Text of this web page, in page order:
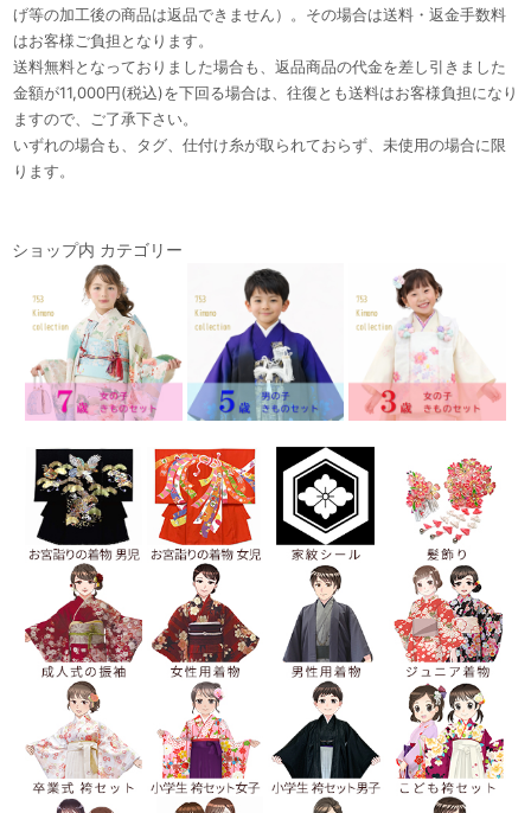
げ等の加工後の商品は返品できません）。その場合は送料・返金手数料
はお客様ご負担となります。
送料無料となっておりました場合も、返品商品の代金を差し引きました
金額が11,000円(税込)を下回る場合は、往復とも送料はお客様負担になり
ますので、ご了承下さい。
いずれの場合も、タグ、仕付け糸が取られておらず、未使用の場合に限
ります。
ショップ内 カテゴリー